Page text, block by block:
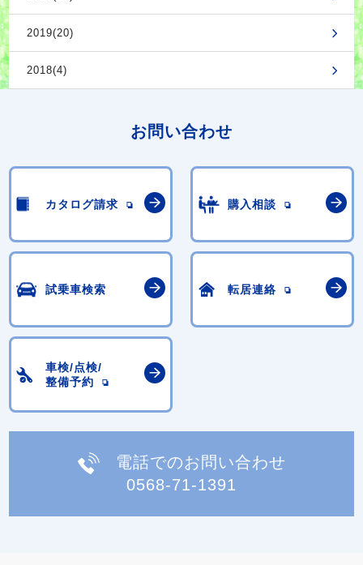
2019(20)
2018(4)
お問い合わせ
カタログ請求 購入相談
試乗車検索 転居連絡
車検/点検/
整備予約
電話でのお問い合わせ
0568-71-1391